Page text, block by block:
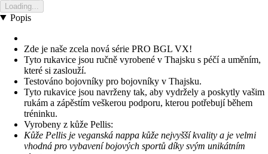
Loading...
Popis
Zde je naše zcela nová série PRO BGL VX!
Tyto rukavice jsou ručně vyrobené v Thajsku s péčí a uměním,
které si zaslouží.
Testováno bojovníky pro bojovníky v Thajsku.
Tyto rukavice jsou navrženy tak, aby vydržely a poskytly vašim
rukám a zápěstím veškerou podporu, kterou potřebují během
tréninku.
Vyrobeny z kůže Pellis:
Kůže Pellis je veganská nappa kůže nejvyšší kvality a je velmi
vhodná pro vybavení bojových sportů díky svým unikátním